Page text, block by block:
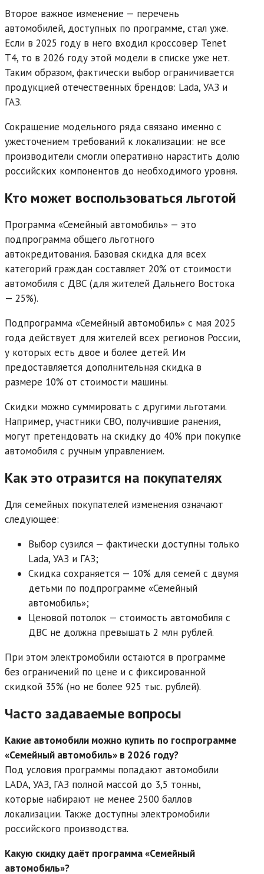
Второе важное изменение — перечень
автомобилей, доступных по программе, стал уже.
Если в 2025 году в него входил кроссовер Tenet
T4, то в 2026 году этой модели в списке уже нет.
Таким образом, фактически выбор ограничивается
продукцией отечественных брендов: Lada, УАЗ и
ГАЗ.
Сокращение модельного ряда связано именно с
ужесточением требований к локализации: не все
производители смогли оперативно нарастить долю
российских компонентов до необходимого уровня.
Кто может воспользоваться льготой
Программа «Семейный автомобиль» — это
подпрограмма общего льготного
автокредитования. Базовая скидка для всех
категорий граждан составляет 20% от стоимости
автомобиля с ДВС (для жителей Дальнего Востока
— 25%).
Подпрограмма «Семейный автомобиль» с мая 2025
года действует для жителей всех регионов России,
у которых есть двое и более детей. Им
предоставляется дополнительная скидка в
размере 10% от стоимости машины.
Скидки можно суммировать с другими льготами.
Например, участники СВО, получившие ранения,
могут претендовать на скидку до 40% при покупке
автомобиля с ручным управлением.
Как это отразится на покупателях
Для семейных покупателей изменения означают
следующее:
Выбор сузился — фактически доступны только
Lada, УАЗ и ГАЗ;
Скидка сохраняется — 10% для семей с двумя
детьми по подпрограмме «Семейный
автомобиль»;
Ценовой потолок — стоимость автомобиля с
ДВС не должна превышать 2 млн рублей.
При этом электромобили остаются в программе
без ограничений по цене и с фиксированной
скидкой 35% (но не более 925 тыс. рублей).
Часто задаваемые вопросы
Какие автомобили можно купить по госпрограмме
«Семейный автомобиль» в 2026 году?
Под условия программы попадают автомобили
LADA, УАЗ, ГАЗ полной массой до 3,5 тонны,
которые набирают не менее 2500 баллов
локализации. Также доступны электромобили
российского производства.
Какую скидку даёт программа «Семейный
автомобиль»?